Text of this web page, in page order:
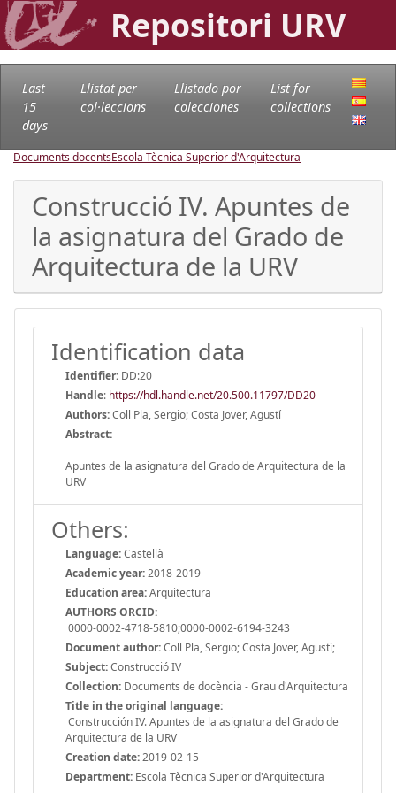
Repositori URV
Last
15
days
Llistat per
col·leccions
Llistado por
colecciones
List for
collections
Documents docentsEscola Tècnica Superior d'Arquitectura
Construcció IV. Apuntes de
la asignatura del Grado de
Arquitectura de la URV
Identification data
Identifier: DD:20
Handle: https://hdl.handle.net/20.500.11797/DD20
Authors:Coll Pla, Sergio; Costa Jover, Agustí
Abstract:
Apuntes de la asignatura del Grado de Arquitectura de la
URV
Others:
Language:Castellà
Academic year:2018-2019
Education area:Arquitectura
AUTHORS ORCID:
0000-0002-4718-5810;0000-0002-6194-3243
Document author:Coll Pla, Sergio; Costa Jover, Agustí;
Subject:Construcció IV
Collection: Documents de docència - Grau d'Arquitectura
Title in the original language:
Construcción IV. Apuntes de la asignatura del Grado de
Arquitectura de la URV
Creation date:2019-02-15
Department: Escola Tècnica Superior d'Arquitectura